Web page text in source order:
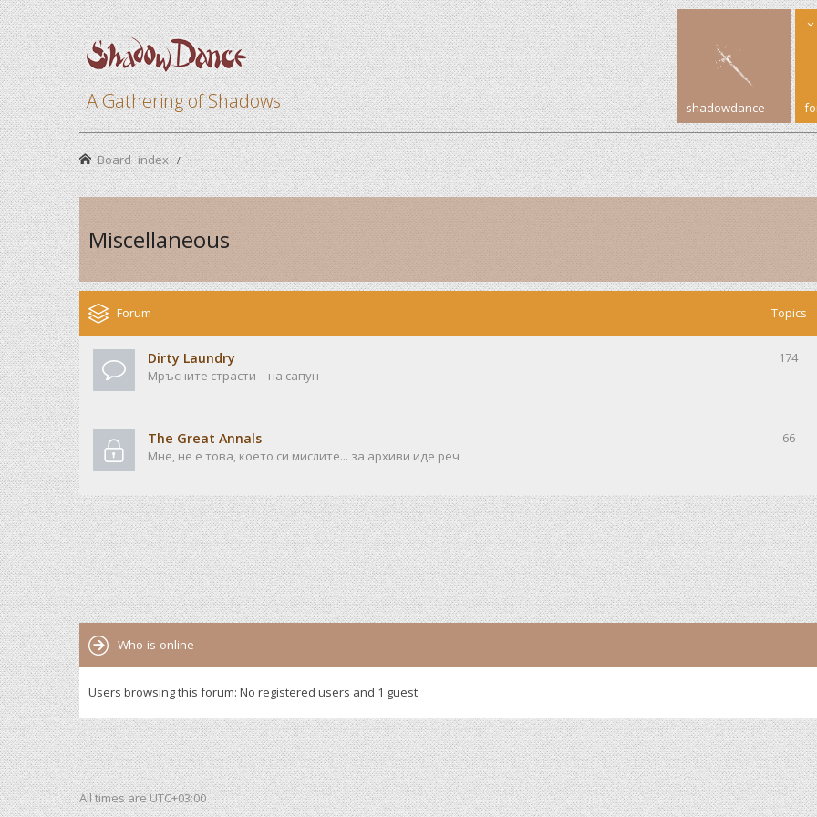
A Gathering of Shadows shadowdance
Board index
Miscellaneous
Forum Topics
Dirty Laundry
Мръсните страсти – на сапун
174
The Great Annals
Мне, не е това, което си мислите... за архиви иде реч
66
Who is online
Users browsing this forum: No registered users and 1 guest
All times areUTC+03:00